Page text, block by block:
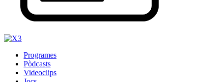
Programes
Pòdcasts
Videoclips